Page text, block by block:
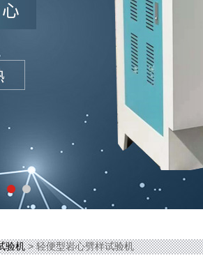
验机> 轻便型岩心劈样试验机